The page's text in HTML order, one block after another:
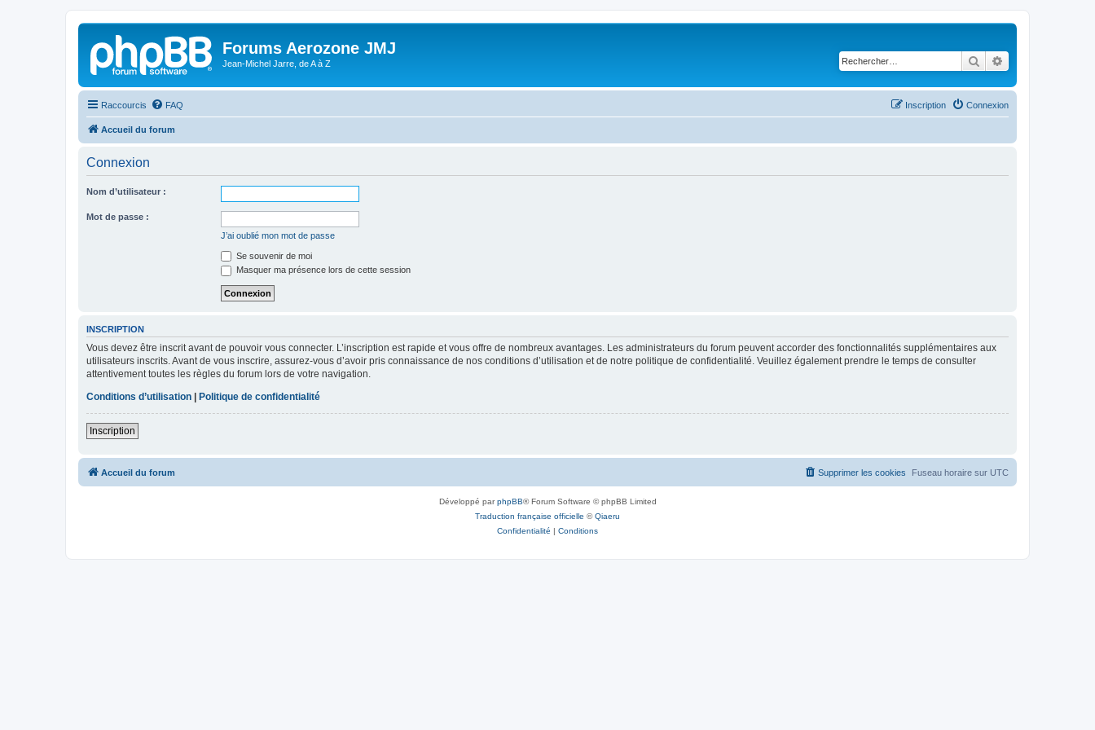
Forums Aerozone JMJ
Jean-Michel Jarre, de A à Z Rechercher
Raccourcis FAQ Connexion
Inscription
Accueil du forum
Connexion
Nom d’utilisateur :
Mot de passe :
J’ai oublié mon mot de passe
Se souvenir de moi
Masquer ma présence lors de cette session
INSCRIPTION
Vous devez être inscrit avant de pouvoir vous connecter. L’inscription est rapide et vous offre de nombreux avantages. Les administrateurs du forum peuvent accorder des fonctionnalités supplémentaires aux
utilisateurs inscrits. Avant de vous inscrire, assurez-vous d’avoir pris connaissance de nos conditions d’utilisation et de notre politique de confidentialité. Veuillez également prendre le temps de consulter
attentivement toutes les règles du forum lors de votre navigation.
Conditions d’utilisation
Politique de confidentialité
Inscription
Accueil du forum Fuseau horaire sur UTC
Supprimer les cookies
Développé parphpBB® Forum Software © phpBB Limited
Traduction française officielle ©Qiaeru
Confidentialité | Conditions